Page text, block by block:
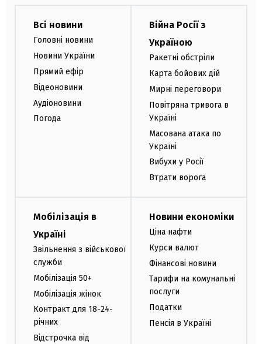
Всі новини
Головні новини
Новини України
Прямий ефір
Відеоновини
Аудіоновини
Погода
Війна Росії з
Україною
Ракетні обстріли
Карта бойових дій
Мирні переговори
Повітряна тривога в
Україні
Масована атака по
Україні
Вибухи у Росії
Втрати ворога
Мобілізація в
Україні
Звільнення з військової
служби
Мобілізація 50+
Мобілізація жінок
Контракт для 18-24-
річних
Відстрочка від
Новини економіки
Ціна нафти
Курси валют
Фінансові новини
Тарифи на комунальні
послуги
Податки
Пенсія в Україні